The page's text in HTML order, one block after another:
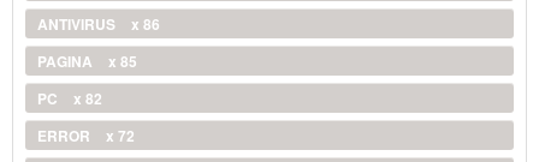
ANTIVIRUS
x 86
PAGINA
x 85
PC
x 82
ERROR
x 72